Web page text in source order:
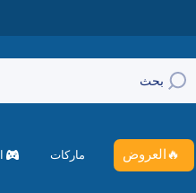
بحث
🔥 العروض ماركات